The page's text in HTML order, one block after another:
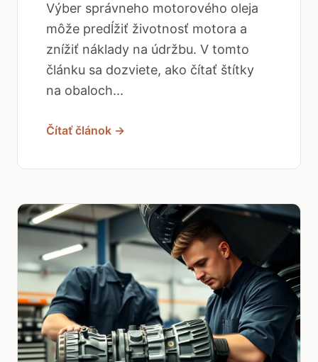
Výber správneho motorového oleja
môže predĺžiť životnosť motora a
znížiť náklady na údržbu. V tomto
článku sa dozviete, ako čítať štítky
na obaloch...
Čítať článok →